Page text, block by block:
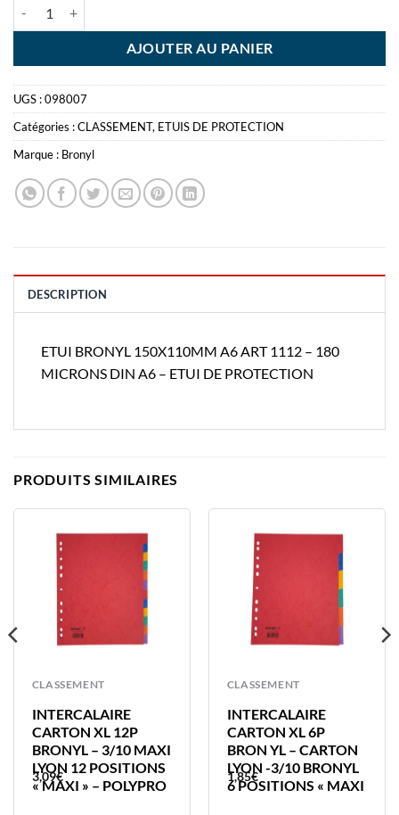
AJOUTER AU PANIER
UGS :098007
Catégories :CLASSEMENT, ETUIS DE PROTECTION
Marque : Bronyl
DESCRIPTION
ETUI BRONYL 150X110MM A6 ART 1112 – 180
MICRONS DIN A6 – ETUI DE PROTECTION
PRODUITS SIMILAIRES
CLASSEMENT
INTERCALAIRE
CARTON XL 12P
BRONYL – 3/10 MAXI
LYON 12 POSITIONS
« MAXI » – POLYPRO
3,09€
CLASSEMENT
INTERCALAIRE
CARTON XL 6P
BRON YL – CARTON
LYON -3/10 BRONYL
6 POSITIONS « MAXI
1,85€